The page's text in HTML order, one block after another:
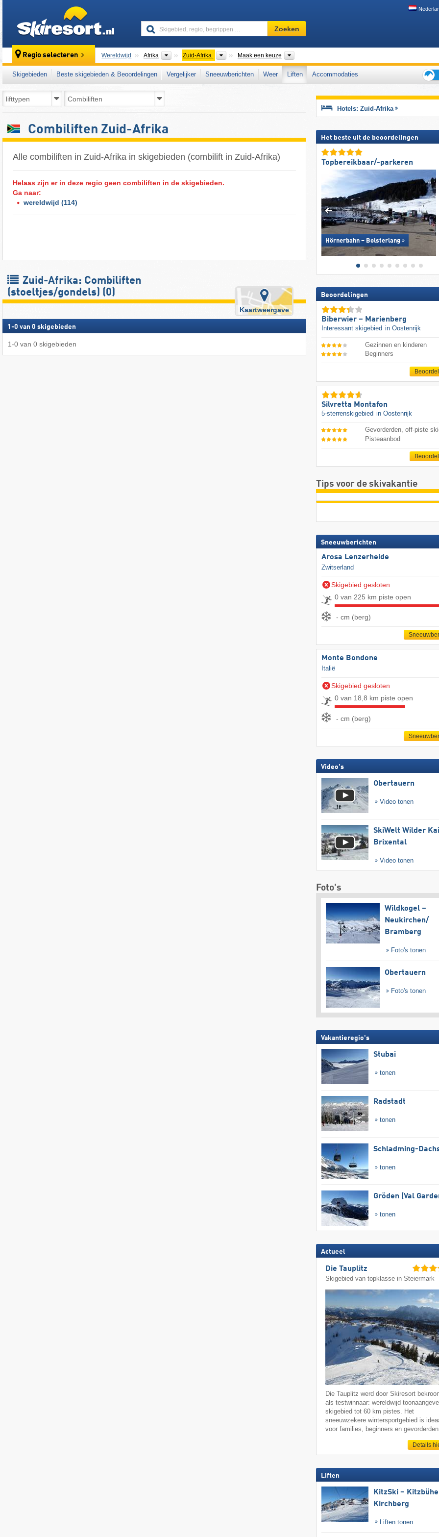
Skigebied,
regio,
…
Zoeken
Regio selecteren Wereldwijd Afrika Continenten
Zuid-Afrika LandenMaak een keuze
Skigebieden Beste skigebieden & Beoordelingen Vergelijker Sneeuwberichten Weer Liften
Accommodaties
voor
Combiliften Zuid-Afrika
Alle combiliften in Zuid-Afrika in skigebieden (combilift in Zuid-Afrika)
Helaas zijn er in deze regio geen combiliften in de skigebieden.
Ga naar:
wereldwijd (114)
Zuid-Afrika: Combiliften
(stoeltjes/gondels) (0)
Kaartweergave
1 -0 van 0 skigebieden
1-0 van 0 skigebieden
Hotels: Zuid-Afrika
Het beste uit de beoordelingen
Topbereikbaar/-parkeren
Hörnerbahn – Bolsterlang
Beoordelingen
Biberwier – Marienberg
Interessant skigebied in Oostenrijk
Gezinnen en kinderen
Beginners
Silvretta Montafon
5-sterrenskigebied in Oostenrijk
Gevorderden, off-piste
Pisteaanbod
Tips voor de skivakantie
Sneeuwberichten
Arosa Lenzerheide
Zwitserland
Skigebied gesloten
0 van 225 km piste open
- cm (berg)
Monte Bondone
Italië
Skigebied gesloten
0 van 18,8 km piste open
- cm (berg)
Video's
Obertauern
Video tonen
SkiWelt Wilder
Brixental
Video tonen
Foto's
Wildkogel –
Neukirchen/​
Bramberg
Foto's tonen
Obertauern
Foto's tonen
Vakantieregio's
Stubai
tonen
Radstadt
tonen
Schladming-
tonen
Gröden (Val
tonen
Actueel
Die Tauplitz
Skigebied van topklasse in Steiermark
Die Tauplitz werd door Skiresort
als testwinnaar: wereldwijd
skigebied tot 60 km pistes. Het
sneeuwzekere wintersportgebied is
voor families, beginners en
Details
Liften
KitzSki –
Kirchberg
Liften tonen